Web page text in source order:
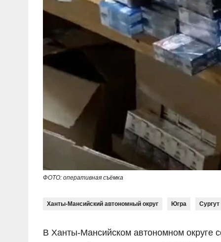
ФОТО: оперативная съёмка
Ханты-Мансийский автономный округ Югра Сургут
В Ханты-Мансийском автономном округе